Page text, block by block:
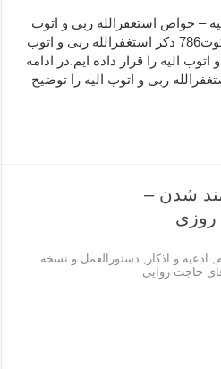
– خواص استغفرالله ربی و اتوب
الیه در این پست از سایت ملکوت786 ذکر استغفرالله ربی و اتوب
الیه را قرار داده ایم.در ادامه
ربی و اتوب الیه را توضیح
شدن –
روزی
ادعيه و اذكار
دستورالعمل و نسخه
حاجت روایی